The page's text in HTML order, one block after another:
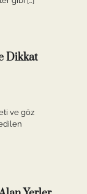
Dikkat
ve göz